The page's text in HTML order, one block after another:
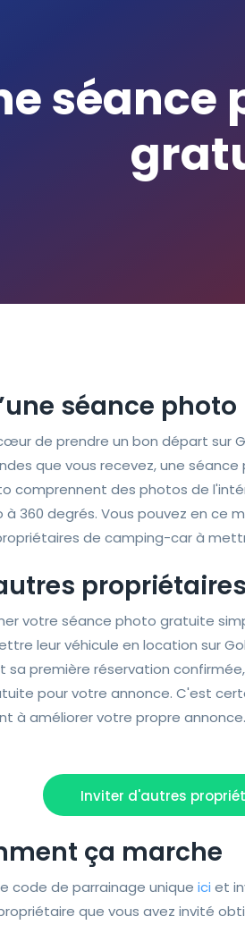
séance
de prendre un bon départ sur
que vous recevez, une
comprennent des photos de
à 360 degrés. Vous pouvez en
de camping-car à
votre séance photo gratuite
leur véhicule en location sur
sa première réservation
pour votre annonce. C'est
à améliorer votre propre annonce.
Inviter d'autres
ça marche
code de parrainage unique ici et
que vous avez invité